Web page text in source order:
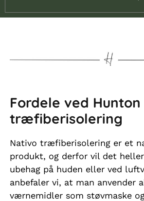
Fordele ved Hunton
træfiberisolering
Nativo træfiberisolering er et
produkt, og derfor vil det
ubehag på huden eller ved
anbefaler vi, at man anvender
værnemidler som støvmaske